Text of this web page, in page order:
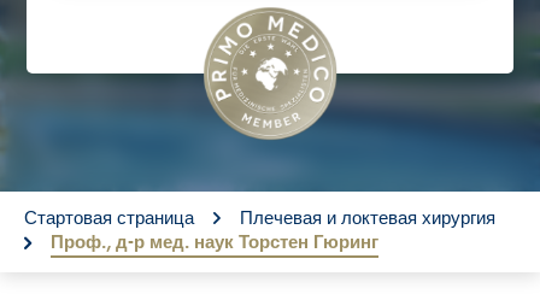
You are here:
Стартовая страница
Плечевая и локтевая хирургия
Проф., д-р мед. наук Торстен Гюринг